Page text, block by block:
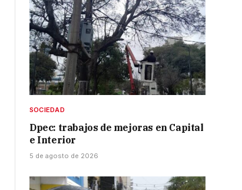
SOCIEDAD
Dpec: trabajos de mejoras en Capital
e Interior
5 de agosto de 2026